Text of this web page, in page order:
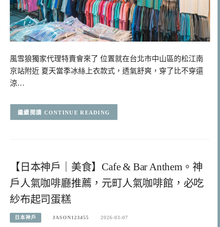
風雪狼獨家代理特賣會來了 位置就在台北市中山區的松江南
京站附近 夏天當季冰絲上衣款式，透氣舒爽，穿了比不穿還
涼…
CONTINUE READING
【日本神戶｜美食】Cafe & Bar Anthem。神
戶人氣咖啡廳推薦，元町人氣咖啡館，必吃
紗布起司蛋糕
日本神戶 JASON123455 2026-03-07